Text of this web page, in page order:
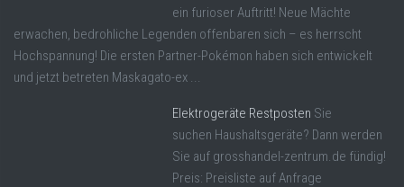
ein furioser Auftritt! Neue Mächte
erwachen, bedrohliche Legenden offenbaren sich – es herrscht
Hochspannung! Die ersten Partner-Pokémon haben sich entwickelt
und jetzt betreten Maskagato-ex ...
Elektrogeräte Restposten Sie
suchen Haushaltsgeräte? Dann werden
Sie auf grosshandel-zentrum.de fündig!
Preis: Preisliste auf Anfrage